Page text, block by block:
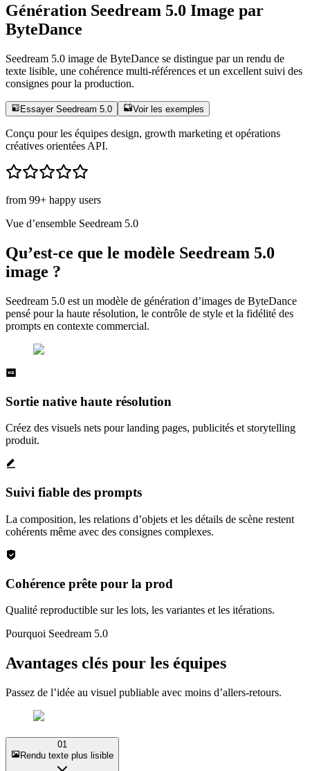
Génération Seedream 5.0 Image par
ByteDance
Seedream 5.0 image de ByteDance se distingue par un rendu de
texte lisible, une cohérence multi-références et un excellent suivi des
consignes pour la production.
Essayer Seedream 5.0 Voir les exemples
Conçu pour les équipes design, growth marketing et opérations
créatives orientées API.
from 99+ happy users
Vue d’ensemble Seedream 5.0
Qu’est-ce que le modèle Seedream 5.0
image ?
Seedream 5.0 est un modèle de génération d’images de ByteDance
pensé pour la haute résolution, le contrôle de style et la fidélité des
prompts en contexte commercial.
Sortie native haute résolution
Créez des visuels nets pour landing pages, publicités et storytelling
produit.
Suivi fiable des prompts
La composition, les relations d’objets et les détails de scène restent
cohérents même avec des consignes complexes.
Cohérence prête pour la prod
Qualité reproductible sur les lots, les variantes et les itérations.
Pourquoi Seedream 5.0
Avantages clés pour les équipes
Passez de l’idée au visuel publiable avec moins d’allers-retours.
01
Rendu texte plus lisible